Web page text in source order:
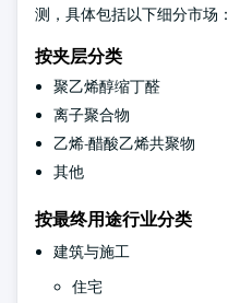
测，具体包括以下细分市场：
按夹层分类
聚乙烯醇缩丁醛
离子聚合物
乙烯-醋酸乙烯共聚物
其他
按最终用途行业分类
建筑与施工
住宅